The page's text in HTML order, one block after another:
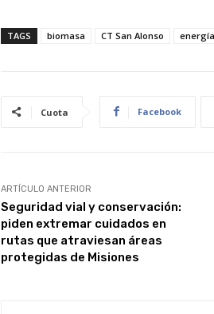
TAGS biomasa CT San Alonso
Cuota Facebook
ARTÍCULO ANTERIOR
Seguridad vial y conservación:
piden extremar cuidados en
rutas que atraviesan áreas
protegidas de Misiones